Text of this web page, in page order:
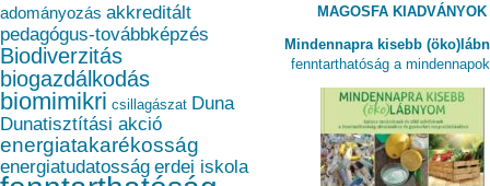
adományozás akkreditált
pedagógus-továbbképzés
Biodiverzitás
biogazdálkodás
biomimikri csillagászat Duna
Dunatisztítási akció
energiatakarékosság
energiatudatosság erdei iskola
MAGOSFA KIADVÁNYOK
Mindennapra kisebb
fenntarthatóság a